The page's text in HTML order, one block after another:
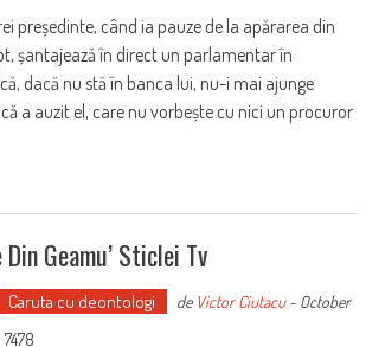
președinte, când ia pauze de la apărarea din
șantajează în direct un parlamentar în
dacă nu stă în banca lui, nu-i mai ajunge
a auzit el, care nu vorbește cu nici un procuror
Geamu’ Sticlei Tv
Caruta cu deontologi de Victor Ciutacu- October
7478